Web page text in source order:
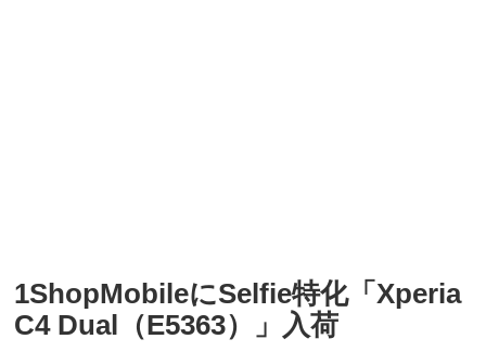
1ShopMobileにSelfie特化「Xperia
C4 Dual（E5363）」入荷